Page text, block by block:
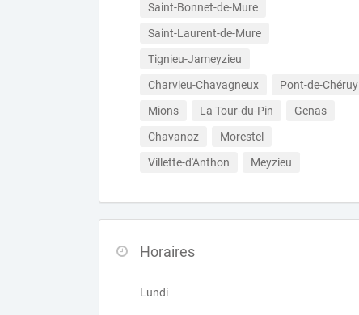
Saint-Bonnet-de-Mure
Saint-Laurent-de-Mure
Tignieu-Jameyzieu
Charvieu-Chavagneux
Pont-de-Chéruy
Mions
La Tour-du-Pin
Genas
Chavanoz
Morestel
Villette-d'Anthon
Meyzieu
Horaires
Lundi